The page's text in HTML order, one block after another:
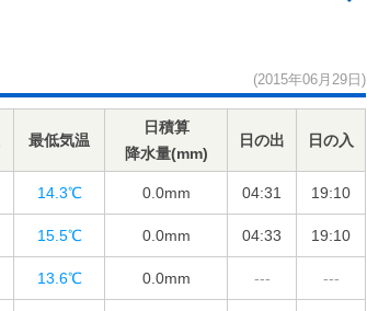
(2015年06月29日)
最低気温
日積算
降水量(mm)
日の出 日の入
14.3℃ 0.0mm 04:31 19:10
15.5℃ 0.0mm 04:33 19:10
13.6℃ 0.0mm --- ---